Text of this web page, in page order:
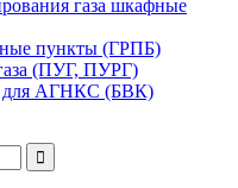
газа шкафные
пункты (ГРПБ)
(ПУГ, ПУРГ)
для АГНКС (БВК)